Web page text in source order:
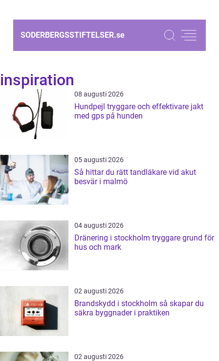
SODERBERGSSTIFTELSER.se
inspiration
08 augusti 2026
Hundpejl tryggare och effektivare jakt
med gps på hunden
05 augusti 2026
Så hittar du rätt tandläkare vid akut
besvär i malmö
04 augusti 2026
Dränering i stockholm tryggare grund för
hus och mark
02 augusti 2026
Brandskydd i stockholm så skapar du
säkra byggnader i praktiken
02 augusti 2026